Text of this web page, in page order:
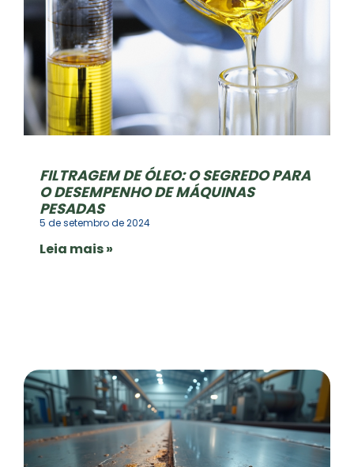
FILTRAGEM DE ÓLEO: O SEGREDO PARA
O DESEMPENHO DE MÁQUINAS
PESADAS
5 de setembro de 2024
Leia mais »